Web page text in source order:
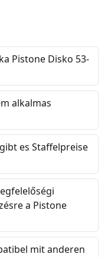
Pistone Disko 53-
alkalmas
es Staffelpreise
a Pistone
mit anderen